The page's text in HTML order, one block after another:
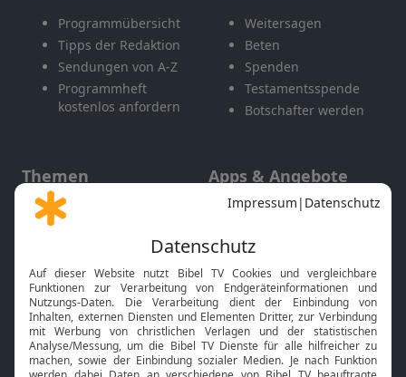
Programmübersicht
Tipps der Redaktion
Sendungen von A-Z
Programmheft
kostenlos anfordern
Weitersagen
Beten
Spenden
Testamentsspende
Botschafter werden
Themen
Gott und Bibel erklärt
Neuigkeiten
Apps & Angebote
Mobile App
Smart TV
HbbTV
Bibelthek Online-Bibel
Nächster Gottesdienst